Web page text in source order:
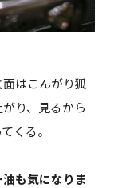
はこんがり狐
り、見るから
くる。
も気になりま